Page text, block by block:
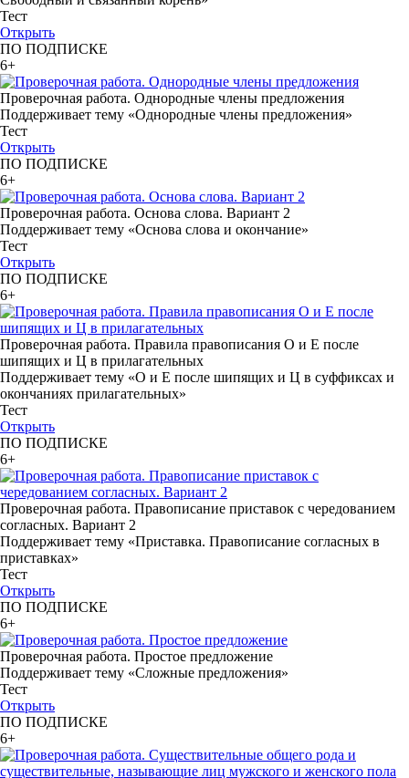
Тест
Открыть
ПО ПОДПИСКЕ
6+
Проверочная работа. Однородные члены предложения
Поддерживает тему «Однородные члены предложения»
Тест
Открыть
ПО ПОДПИСКЕ
6+
Проверочная работа. Основа слова. Вариант 2
Поддерживает тему «Основа слова и окончание»
Тест
Открыть
ПО ПОДПИСКЕ
6+
Проверочная работа. Правила правописания О и Е после
шипящих и Ц в прилагательных
Поддерживает тему «О и Е после шипящих и Ц в суффиксах и
окончаниях прилагательных»
Тест
Открыть
ПО ПОДПИСКЕ
6+
Проверочная работа. Правописание приставок с чередованием
согласных. Вариант 2
Поддерживает тему «Приставка. Правописание согласных в
приставках»
Тест
Открыть
ПО ПОДПИСКЕ
6+
Проверочная работа. Простое предложение
Поддерживает тему «Сложные предложения»
Тест
Открыть
ПО ПОДПИСКЕ
6+